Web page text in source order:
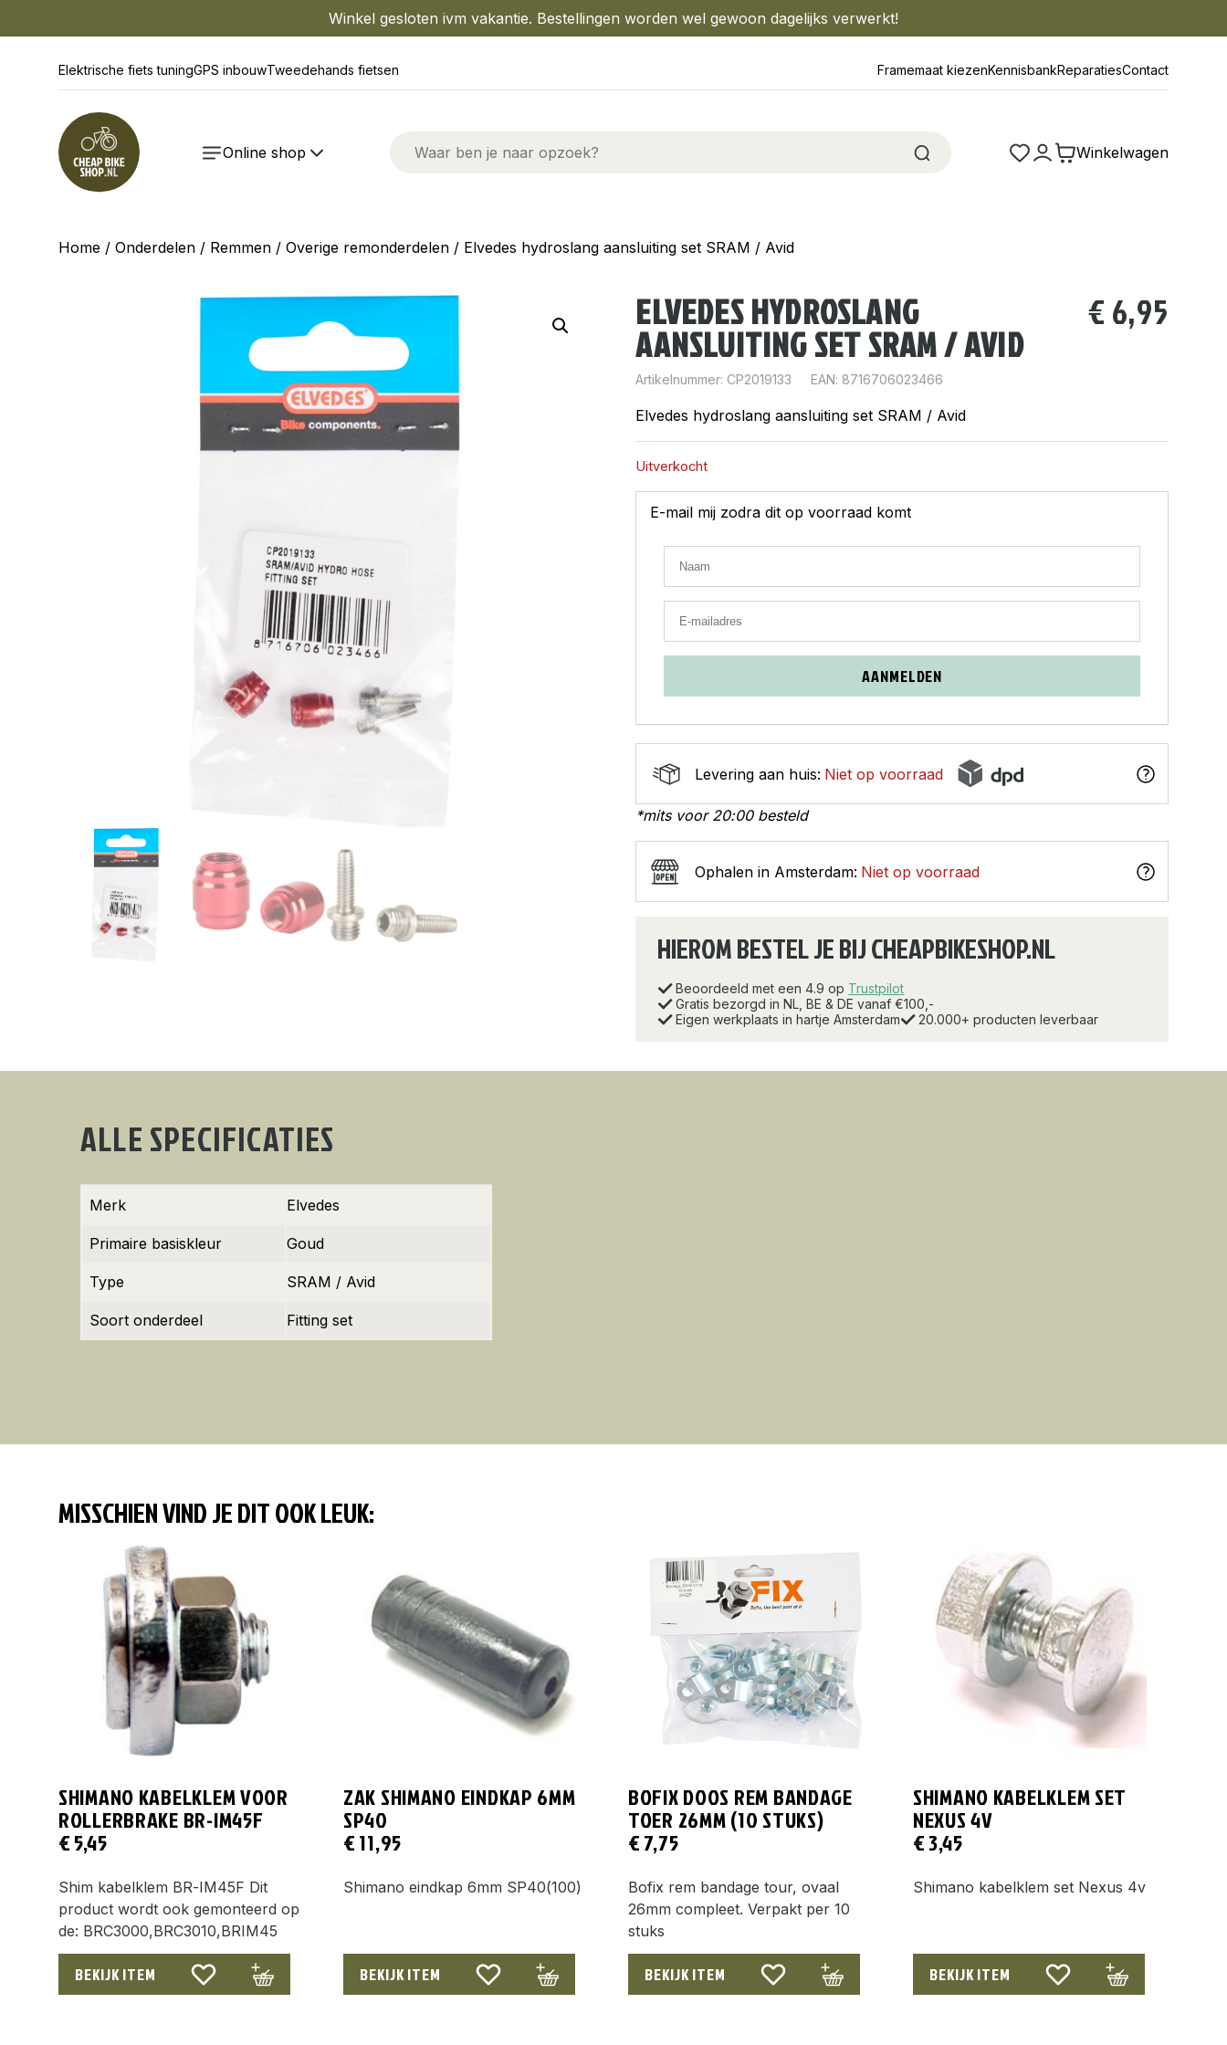
Winkel gesloten ivm vakantie. Bestellingen worden wel gewoon dagelijks verwerkt!
Elektrische fiets tuningGPS inbouwTweedehands fietsen Framemaat kiezenKennisbankReparatiesContact
Online shop Winkelwagen
Home / Onderdelen / Remmen / Overige remonderdelen / Elvedes hydroslang aansluiting set SRAM / Avid
ELVEDES HYDROSLANG
AANSLUITING SET SRAM / AVID
€ 6,95
Artikelnummer: CP2019133 EAN: 8716706023466
Elvedes hydroslang aansluiting set SRAM / Avid
Uitverkocht
E-mail mij zodra dit op voorraad komt
AANMELDEN
Levering aan huis: Niet op voorraad
*mits voor 20:00 besteld
Ophalen in Amsterdam: Niet op voorraad
HIEROM BESTEL JE BIJ CHEAPBIKESHOP.NL
Beoordeeld met een 4.9 op Trustpilot
Gratis bezorgd in NL, BE & DE vanaf €100,-
Eigen werkplaats in hartje Amsterdam
20.000+ producten leverbaar
ALLE SPECIFICATIES
Merk Elvedes
Primaire basiskleur Goud
Type SRAM / Avid
Soort onderdeel Fitting set
MISSCHIEN VIND JE DIT OOK LEUK:
SHIMANO KABELKLEM VOOR
ROLLERBRAKE BR-IM45F
€5,45
Shim kabelklem BR-IM45F Dit
product wordt ook gemonteerd op
de: BRC3000,BRC3010,BRIM45
BEKIJK ITEM
ZAK SHIMANO EINDKAP 6MM
SP40
€11,95
Shimano eindkap 6mm SP40(100)
BEKIJK ITEM
BOFIX DOOS REM BANDAGE
TOER 26MM (10 STUKS)
€7,75
Bofix rem bandage tour, ovaal
26mm compleet. Verpakt per 10
stuks
BEKIJK ITEM
SHIMANO KABELKLEM SET
NEXUS 4V
€3,45
Shimano kabelklem set Nexus 4v
BEKIJK ITEM